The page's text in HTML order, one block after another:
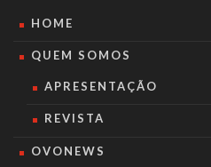
HOME
QUEM SOMOS
APRESENTAÇÃO
REVISTA
OVONEWS